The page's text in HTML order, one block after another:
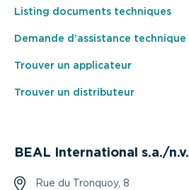
Listing documents techniques
Demande d’assistance technique
Trouver un applicateur
Trouver un distributeur
BEAL International s.a./n.v.
Rue du Tronquoy, 8